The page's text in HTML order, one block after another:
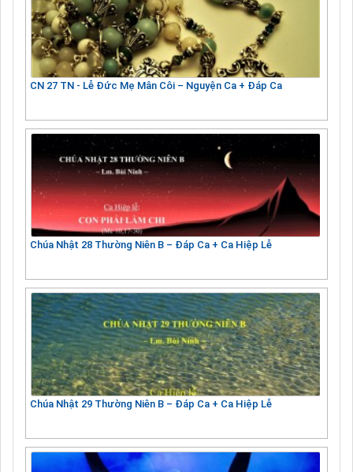
CN 27 TN - Lễ Đức Mẹ Mân Côi – Nguyện Ca + Đáp Ca
Chúa Nhật 28 Thường Niên B – Đáp Ca + Ca Hiệp Lễ
Chúa Nhật 29 Thường Niên B – Đáp Ca + Ca Hiệp Lễ